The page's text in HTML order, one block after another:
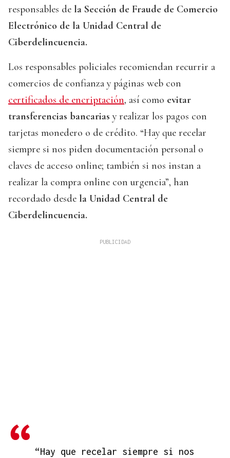
responsables de la Sección de Fraude de Comercio
Electrónico de la Unidad Central de
Ciberdelincuencia.
Los responsables policiales recomiendan recurrir a
comercios de confianza y páginas web con
certificados de encriptación, así como evitar
transferencias bancarias y realizar los pagos con
tarjetas monedero o de crédito. “Hay que recelar
siempre si nos piden documentación personal o
claves de acceso online; también si nos instan a
realizar la compra online con urgencia”, han
recordado desde la Unidad Central de
Ciberdelincuencia.
“Hay que recelar siempre si nos